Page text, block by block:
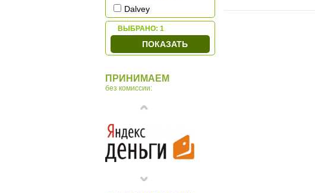
Фляжки
Наборы для бритья
Термосы
Dalvey
ВЫБРАНО: 1
ПОКАЗАТЬ
ПРИНИМАЕМ
без комиссии: